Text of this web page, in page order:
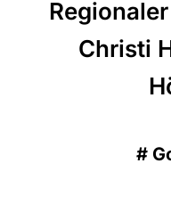
Christi
#